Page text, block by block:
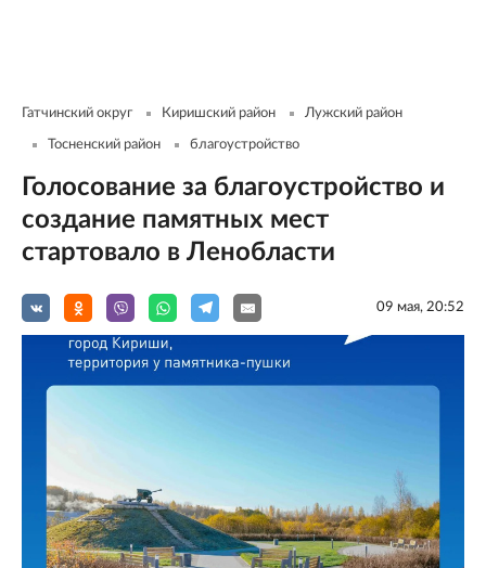
Гатчинский округ Киришский район Лужский район
Тосненский район благоустройство
Голосование за благоустройство и
создание памятных мест
стартовало в Ленобласти
09 мая, 20:52